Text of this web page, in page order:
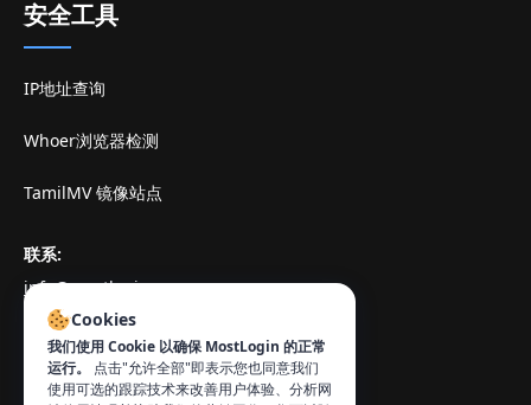
安全工具
IP地址查询
Whoer浏览器检测
TamilMV 镜像站点
联系:
info@mostlogin.com
Cookies
我们使用 Cookie 以确保 MostLogin 的正常
运行。
点击"允许全部"即表示您也同意我们
使用可选的跟踪技术来改善用户体验、分析网